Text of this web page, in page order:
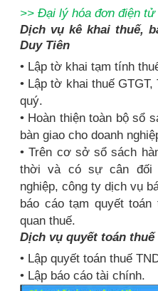
>> Đại lý hóa đơn điện tử
Dịch vụ kê khai thuế,
Duy Tiên
• Lập tờ khai tạm tính
• Lập tờ khai thuế
quý.
• Hoàn thiện toàn bộ sổ
bàn giao cho doanh
• Trên cơ sở sổ sách
thời và có sự cân đối
nghiệp, công ty dịch vụ
báo cáo tạm quyết
quan thuế.
Dịch vụ quyết toán
• Lập quyết toán thuế
• Lập báo cáo tài chính.